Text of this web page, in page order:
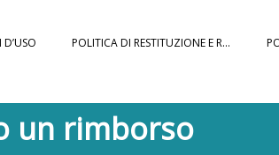
POLITICA DI RESTITUZIONE E RIMBORSO
un rimborso